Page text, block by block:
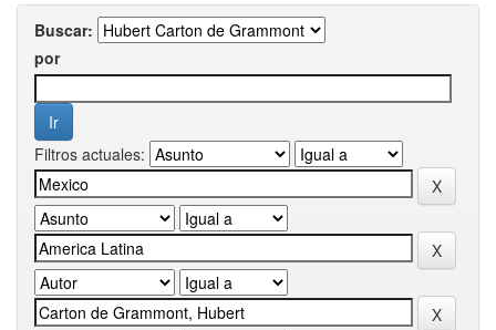
Buscar:
por
Filtros actuales: